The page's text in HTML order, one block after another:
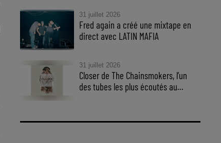
31 juillet 2026
Fred again a créé une mixtape en
direct avec LATIN MAFIA
31 juillet 2026
Closer de The Chainsmokers, l’un
des tubes les plus écoutés au...